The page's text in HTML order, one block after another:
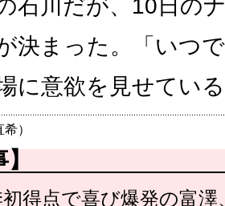
石川だが、10日の
決まった。「いつ
に意欲を見せてい
）
得点で喜び爆発の富